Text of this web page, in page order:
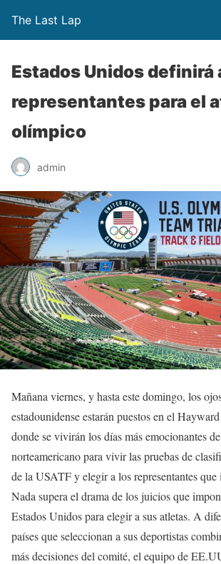
The Last Lap
Estados Unidos definirá
representantes para el
olímpico
admin
Mañana viernes, y hasta este domingo, los
estadounidense estarán puestos en el
donde se vivirán los días más emocionantes
norteamericano para vivir las pruebas de
de la USATF y elegir a los representantes que
Nada supera el drama de los juicios que
Estados Unidos para elegir a sus atletas. A
países que seleccionan a sus deportistas
más decisiones del comité, el equipo de